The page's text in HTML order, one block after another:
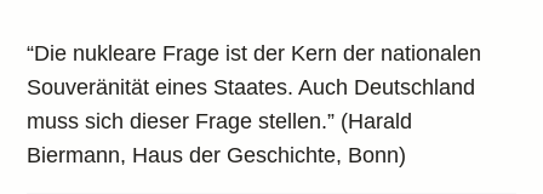
“Die nukleare Frage ist der Kern der nationalen
Souveränität eines Staates. Auch Deutschland
muss sich dieser Frage stellen.” (Harald
Biermann, Haus der Geschichte, Bonn)